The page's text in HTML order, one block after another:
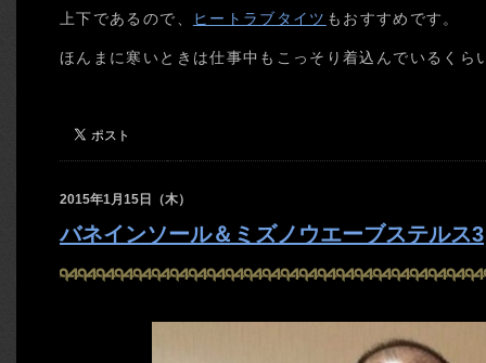
上下であるので、 ヒートラブタイツ もおすすめです。
ほんまに寒いときは仕事中もこっそり着込んでいるくら
2015年1月15日（木）
バネインソール＆ミズノウエーブステルス3